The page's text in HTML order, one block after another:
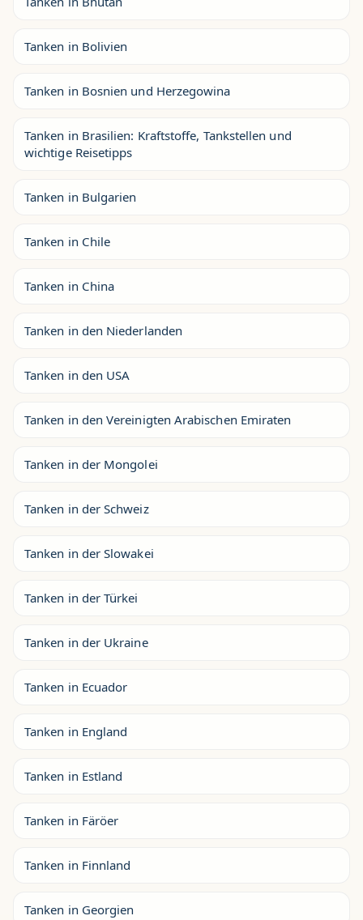
Tanken in Bolivien
Tanken in Bosnien und Herzegowina
Tanken in Brasilien: Kraftstoffe, Tankstellen und
wichtige Reisetipps
Tanken in Bulgarien
Tanken in Chile
Tanken in China
Tanken in den Niederlanden
Tanken in den USA
Tanken in den Vereinigten Arabischen Emiraten
Tanken in der Mongolei
Tanken in der Schweiz
Tanken in der Slowakei
Tanken in der Türkei
Tanken in der Ukraine
Tanken in Ecuador
Tanken in England
Tanken in Estland
Tanken in Färöer
Tanken in Finnland
Tanken in Georgien